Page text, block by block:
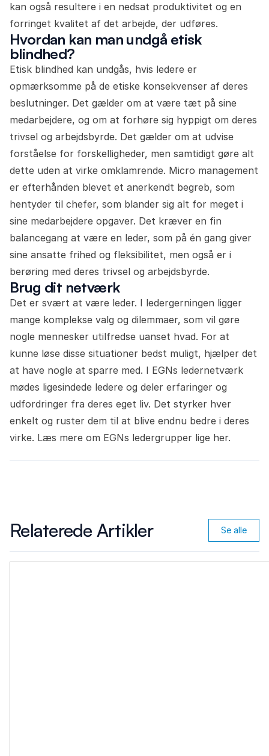
kan også resultere i en nedsat produktivitet og en
forringet kvalitet af det arbejde, der udføres.
Hvordan kan man undgå etisk
blindhed?
Etisk blindhed kan undgås, hvis ledere er
opmærksomme på de etiske konsekvenser af deres
beslutninger. Det gælder om at være tæt på sine
medarbejdere, og om at forhøre sig hyppigt om deres
trivsel og arbejdsbyrde. Det gælder om at udvise
forståelse for forskelligheder, men samtidigt gøre alt
dette uden at virke omklamrende. Micro management
er efterhånden blevet et anerkendt begreb, som
hentyder til chefer, som blander sig alt for meget i
sine medarbejdere opgaver. Det kræver en fin
balancegang at være en leder, som på én gang giver
sine ansatte frihed og fleksibilitet, men også er i
berøring med deres trivsel og arbejdsbyrde.
Brug dit netværk
Det er svært at være leder. I ledergerningen ligger
mange komplekse valg og dilemmaer, som vil gøre
nogle mennesker utilfredse uanset hvad. For at
kunne løse disse situationer bedst muligt, hjælper det
at have nogle at sparre med. I EGNs ledernetværk
mødes ligesindede ledere og deler erfaringer og
udfordringer fra deres eget liv. Det styrker hver
enkelt og ruster dem til at blive endnu bedre i deres
virke. Læs mere om EGNs ledergrupper lige her.
Relaterede Artikler Se alle